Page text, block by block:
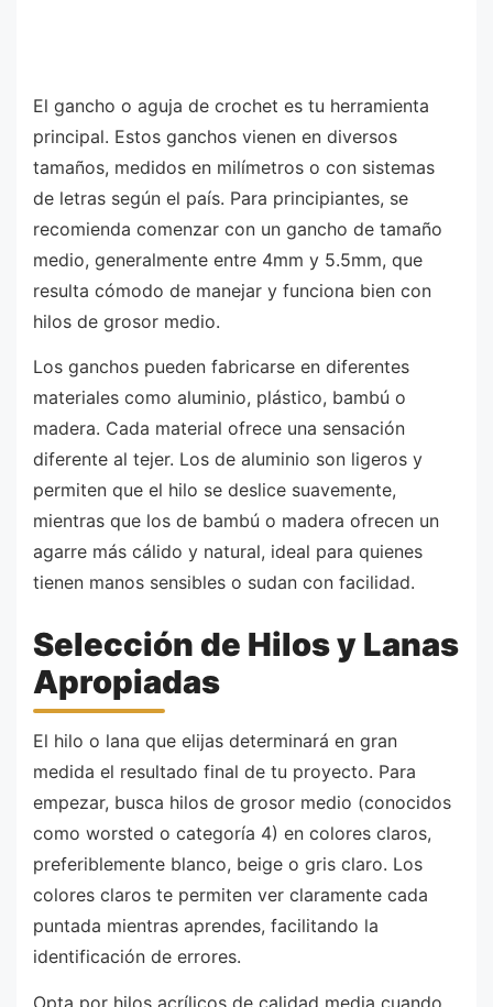
El gancho o aguja de crochet es tu herramienta
principal. Estos ganchos vienen en diversos
tamaños, medidos en milímetros o con sistemas
de letras según el país. Para principiantes, se
recomienda comenzar con un gancho de tamaño
medio, generalmente entre 4mm y 5.5mm, que
resulta cómodo de manejar y funciona bien con
hilos de grosor medio.
Los ganchos pueden fabricarse en diferentes
materiales como aluminio, plástico, bambú o
madera. Cada material ofrece una sensación
diferente al tejer. Los de aluminio son ligeros y
permiten que el hilo se deslice suavemente,
mientras que los de bambú o madera ofrecen un
agarre más cálido y natural, ideal para quienes
tienen manos sensibles o sudan con facilidad.
Selección de Hilos y Lanas
Apropiadas
El hilo o lana que elijas determinará en gran
medida el resultado final de tu proyecto. Para
empezar, busca hilos de grosor medio (conocidos
como worsted o categoría 4) en colores claros,
preferiblemente blanco, beige o gris claro. Los
colores claros te permiten ver claramente cada
puntada mientras aprendes, facilitando la
identificación de errores.
Opta por hilos acrílicos de calidad media cuando